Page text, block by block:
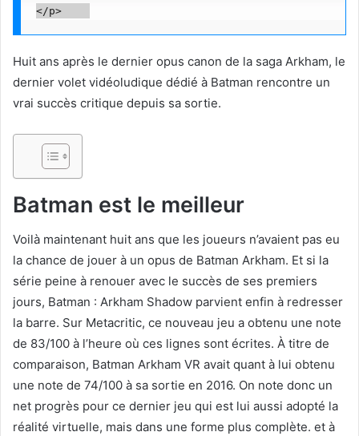
Huit ans après le dernier opus canon de la saga Arkham, le
dernier volet vidéoludique dédié à Batman rencontre un
vrai succès critique depuis sa sortie.
Batman est le meilleur
Voilà maintenant huit ans que les joueurs n’avaient pas eu
la chance de jouer à un opus de Batman Arkham. Et si la
série peine à renouer avec le succès de ses premiers
jours, Batman : Arkham Shadow parvient enfin à redresser
la barre. Sur Metacritic, ce nouveau jeu a obtenu une note
de 83/100 à l’heure où ces lignes sont écrites. À titre de
comparaison, Batman Arkham VR avait quant à lui obtenu
une note de 74/100 à sa sortie en 2016. On note donc un
net progrès pour ce dernier jeu qui est lui aussi adopté la
réalité virtuelle, mais dans une forme plus complète. et à